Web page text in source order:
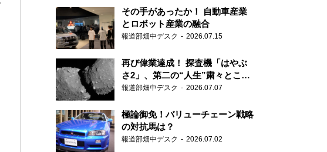
その手があったか！ 自動車産業
とロボット産業の融合
報道部畑中デスク 2026.07.15
再び偉業達成！ 探査機「はやぶ
さ2」、第二の“人生”粛々とこな
す
報道部畑中デスク 2026.07.07
極論御免！バリューチェーン戦略
の対抗馬は？
報道部畑中デスク 2026.07.02